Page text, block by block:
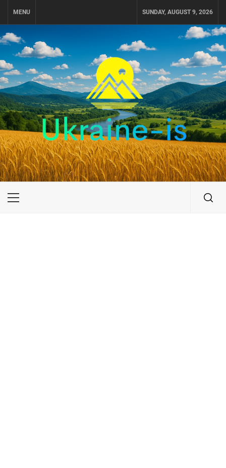
MENU SUNDAY, AUGUST 9, 2026
UKRAINE-IS
ПОДОРОЖI ПО УКРАЇНІ
Primary